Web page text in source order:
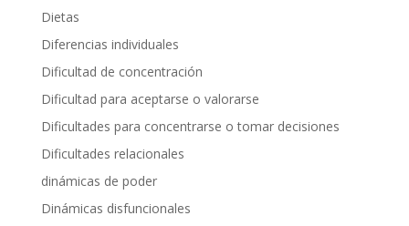
Dietas
Diferencias individuales
Dificultad de concentración
Dificultad para aceptarse o valorarse
Dificultades para concentrarse o tomar decisiones
Dificultades relacionales
dinámicas de poder
Dinámicas disfuncionales